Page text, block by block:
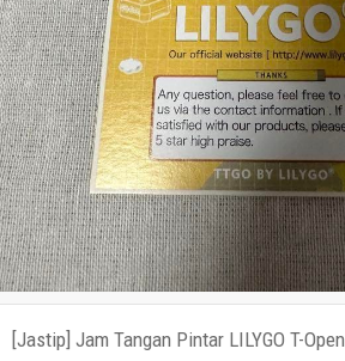
[Jastip] Jam Tangan Pintar LILYGO T-Open